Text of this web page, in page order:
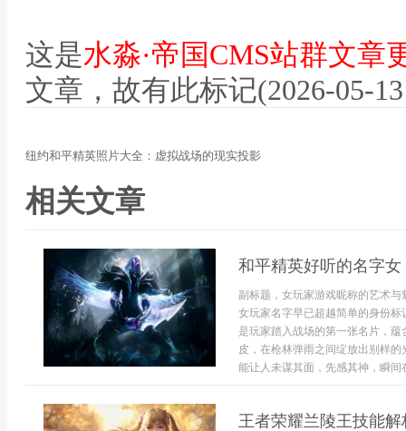
这是水淼·帝国CMS站群文章
文章，故有此标记(2026-05-
纽约和平精英照片大全：虚拟战场的现实投影
相关文章
和平精英好听的名字
副标题，女玩家游戏昵称的艺术
女玩家名字早已超越简单的身份
是玩家踏入战场的第一张名片，
皮，在枪林弹雨之间绽放出别样
能让人未谋其面，先感其神，瞬间
王者荣耀兰陵王技能